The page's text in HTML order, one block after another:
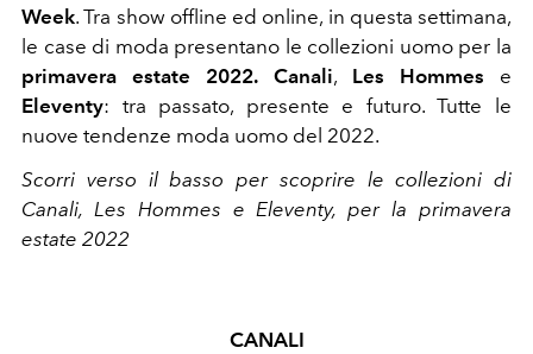
Week. Tra show offline ed online, in questa settimana,
le case di moda presentano le collezioni uomo per la
primavera estate 2022. Canali, Les Hommes e
Eleventy: tra passato, presente e futuro. Tutte le
nuove tendenze moda uomo del 2022.
Scorri verso il basso per scoprire le collezioni di
Canali, Les Hommes e Eleventy, per la primavera
estate 2022
CANALI